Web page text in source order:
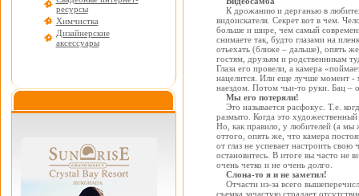
ресурсы
Химчистка
Дизайнерские
аксессуары
К дрожанию и дерганью в
видоискателя. Секрет вот в чем.
больше и шире, чем самый
снимаете так, будто глазами на
отьехать (ближе – дальше), опять
гостям, друзьям и родственникам
Глаза его провели, а камера
нацелится. Или еще лучше момент
наездом. Потом чьи-то руки. Бац –
Мы его потеряли!
Это называется расфокус. Т.е.
размыто. Когда это
Но, как правило, у любителей (а мы
оттого, опять же, что камера
от глаз не успевает настроить свою
остановитесь. В итоге вы часто не
очень четко и не очень долго.
Слона-то я и не заметил!
Отчасти из-за всего
съемка зачастую страдает